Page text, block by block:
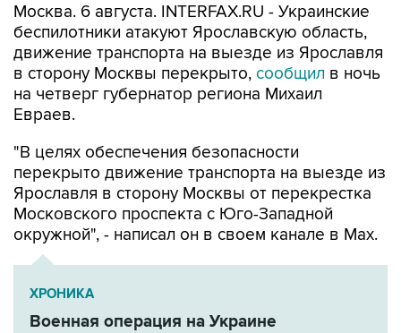
Москва. 6 августа. INTERFAX.RU - Украинские
беспилотники атакуют Ярославскую область,
движение транспорта на выезде из Ярославля
в сторону Москвы перекрыто, сообщил в ночь
на четверг губернатор региона Михаил
Евраев.
"В целях обеспечения безопасности
перекрыто движение транспорта на выезде из
Ярославля в сторону Москвы от перекрестка
Московского проспекта с Юго-Западной
окружной", - написал он в своем канале в Мах.
ХРОНИКА
Военная операция на Украине